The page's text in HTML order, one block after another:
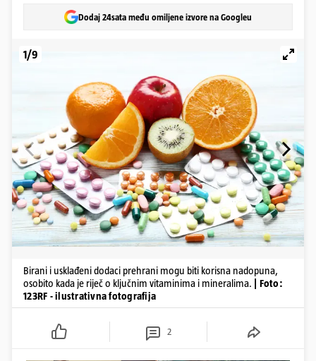
Dodaj 24sata među omiljene izvore na Googleu
1/9
Birani i usklađeni dodaci prehrani mogu biti korisna nadopuna,
osobito kada je riječ o ključnim vitaminima i mineralima.
| Foto:
123RF - ilustrativna fotografija
2